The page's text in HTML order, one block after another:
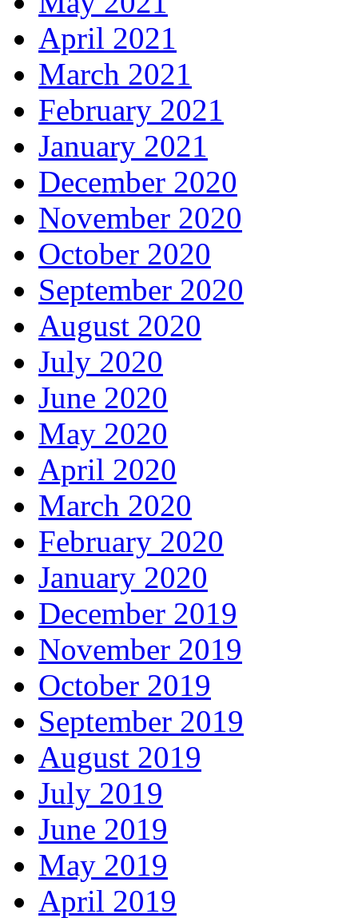
April 2021
March 2021
February 2021
January 2021
December 2020
November 2020
October 2020
September 2020
August 2020
July 2020
June 2020
May 2020
April 2020
March 2020
February 2020
January 2020
December 2019
November 2019
October 2019
September 2019
August 2019
July 2019
June 2019
May 2019
April 2019